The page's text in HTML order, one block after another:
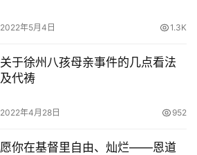
2022年5月4日 1.3K
关于徐州八孩母亲事件的几点看法
及代祷
2022年4月28日 952
愿你在基督里自由、灿烂——恩道